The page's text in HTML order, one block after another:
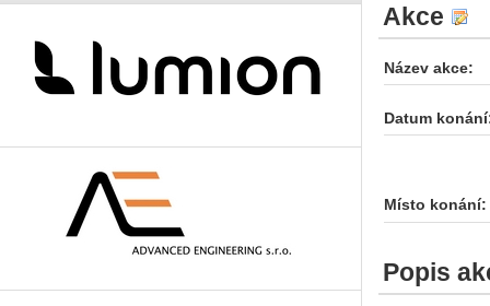
Akce
Název akce:
Datum
Místo konání:
Popis